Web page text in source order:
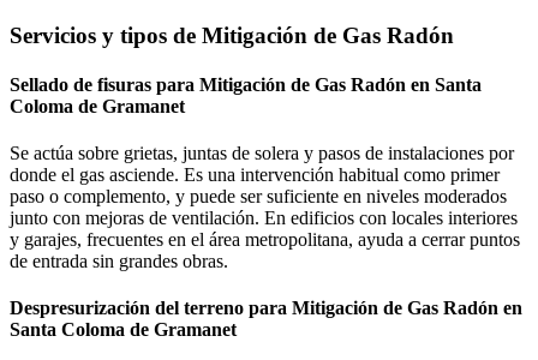
Servicios y tipos de Mitigación de Gas Radón
Sellado de fisuras para Mitigación de Gas Radón en Santa
Coloma de Gramanet
Se actúa sobre grietas, juntas de solera y pasos de instalaciones por
donde el gas asciende. Es una intervención habitual como primer
paso o complemento, y puede ser suficiente en niveles moderados
junto con mejoras de ventilación. En edificios con locales interiores
y garajes, frecuentes en el área metropolitana, ayuda a cerrar puntos
de entrada sin grandes obras.
Despresurización del terreno para Mitigación de Gas Radón en
Santa Coloma de Gramanet